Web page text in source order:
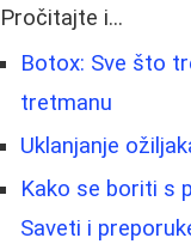
Pročitajte i...
Botox: Sve što
tretmanu
Uklanjanje
Kako se boriti s
Saveti i